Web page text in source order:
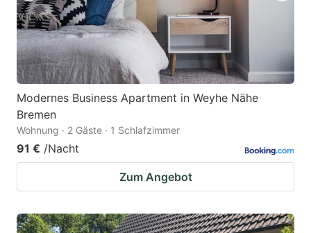
Modernes Business Apartment in Weyhe Nähe
Bremen
Wohnung · 2 Gäste · 1 Schlafzimmer
91 € /Nacht
Zum Angebot